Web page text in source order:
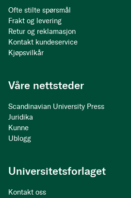
Ofte stilte spørsmål
Frakt og levering
Retur og reklamasjon
Kontakt kundeservice
Kjøpsvilkår
Våre nettsteder
Scandinavian University Press
Juridika
Kunne
Ublogg
Universitetsforlaget
Kontakt oss